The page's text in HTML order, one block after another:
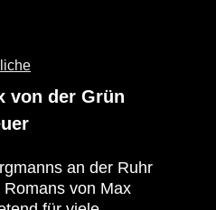
von der Grün
an der Ruhr
von Max